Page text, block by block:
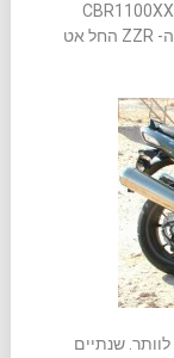
הסוזוקי GSX1300R Hayabusa וההונדה CBR1100XX
Super Blackbird יצאו לאוויר העולם, ומותג ה- ZZR החל אט
שנתיים